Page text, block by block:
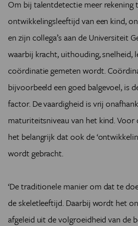
Om bij talentdetectie meer rekening
ontwikkelingsleeftijd van een kind,
en zijn collega’s aan de Universiteit
waarbij kracht, uithouding, snelheid,
coördinatie gemeten wordt.
bijvoorbeeld een goed balgevoel, is
factor. De vaardigheid is vrij
maturiteitsniveau van het kind. Voor
het belangrijk dat ook de
wordt gebracht.
‘De traditionele manier om dat te
de skeletleeftijd. Daarbij wordt het
afgeleid uit de volgroeidheid van de